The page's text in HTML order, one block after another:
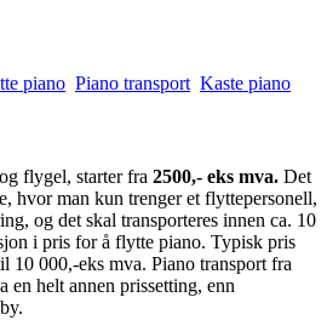
piano Piano transport Kaste piano
flygel, starter fra 2500,- eks mva. Det
hvor man kun trenger et flyttepersonell,
og det skal transporteres innen ca. 10
i pris for å flytte piano. Typisk pris
10 000,-eks mva. Piano transport fra
helt annen prissetting, enn